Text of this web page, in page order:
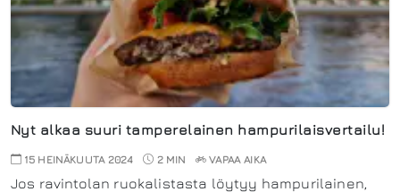
Nyt alkaa suuri tamperelainen hampurilaisvertailu!
15 HEINÄKUUTA 2024 2 MIN VAPAA AIKA
Jos ravintolan ruokalistasta löytyy hampurilainen,